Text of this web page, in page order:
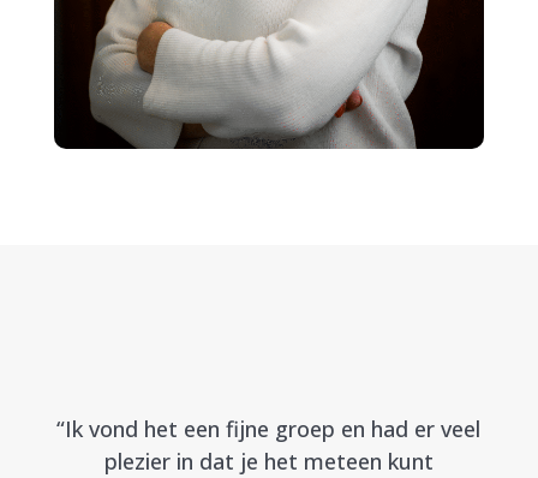
“Ik vond het een fijne groep en had er veel
plezier in dat je het meteen kunt